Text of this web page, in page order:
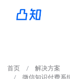
首页
解决方案
微信知识付费系